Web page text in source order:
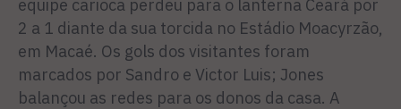
equipe carioca perdeu para o lanterna Ceará por
2 a 1 diante da sua torcida no Estádio Moacyrzão,
em Macaé. Os gols dos visitantes foram
marcados por Sandro e Victor Luis; Jones
balançou as redes para os donos da casa. A